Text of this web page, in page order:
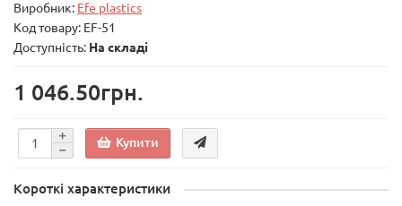
Виробник: Efe plastics
Код товару: EF-51
Доступність: На складі
1 046.50грн.
Купити
Короткі характеристики